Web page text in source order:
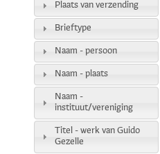
Plaats van verzending
Brieftype
Naam - persoon
Naam - plaats
Naam -
instituut/vereniging
Titel - werk van Guido
Gezelle